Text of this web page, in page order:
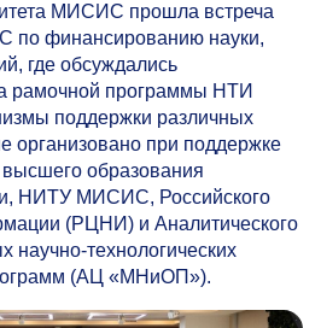
МИСИС прошла встреча
по финансированию науки,
где обсуждались
рамочной программы НТИ
поддержки различных
организовано при поддержке
образования
НИТУ МИСИС, Российского
(РЦНИ) и Аналитического
научно-технологических
(АЦ «МНиОП»).